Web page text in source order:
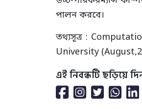
পালন করবে।
তথ্যসূত্র :
University
এই নিবন্ধটি ছড়িয়ে